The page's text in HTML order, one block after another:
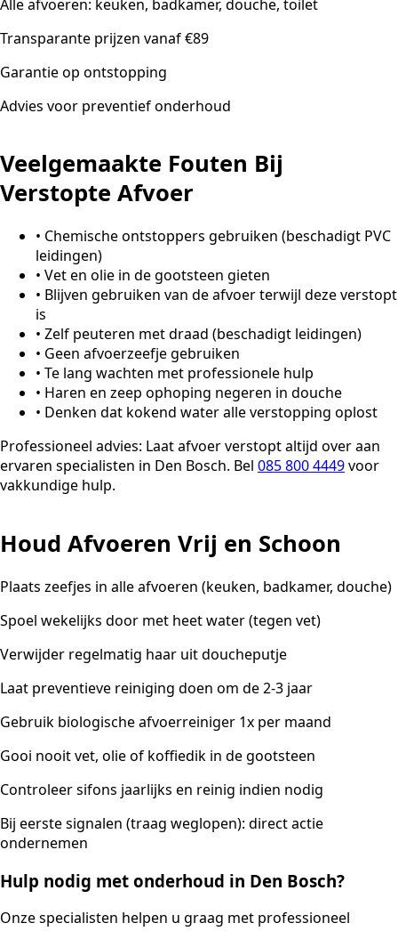
Alle afvoeren: keuken, badkamer, douche, toilet
Transparante prijzen vanaf €89
Garantie op ontstopping
Advies voor preventief onderhoud
Veelgemaakte Fouten Bij
Verstopte Afvoer
• Chemische ontstoppers gebruiken (beschadigt PVC
leidingen)
• Vet en olie in de gootsteen gieten
• Blijven gebruiken van de afvoer terwijl deze verstopt
is
• Zelf peuteren met draad (beschadigt leidingen)
• Geen afvoerzeefje gebruiken
• Te lang wachten met professionele hulp
• Haren en zeep ophoping negeren in douche
• Denken dat kokend water alle verstopping oplost
Professioneel advies: Laat afvoer verstopt altijd over aan
ervaren specialisten in Den Bosch. Bel 085 800 4449voor
vakkundige hulp.
Houd Afvoeren Vrij en Schoon
Plaats zeefjes in alle afvoeren (keuken, badkamer, douche)
Spoel wekelijks door met heet water (tegen vet)
Verwijder regelmatig haar uit doucheputje
Laat preventieve reiniging doen om de 2-3 jaar
Gebruik biologische afvoerreiniger 1x per maand
Gooi nooit vet, olie of koffiedik in de gootsteen
Controleer sifons jaarlijks en reinig indien nodig
Bij eerste signalen (traag weglopen): direct actie
ondernemen
Hulp nodig met onderhoud in Den Bosch?
Onze specialisten helpen u graag met professioneel